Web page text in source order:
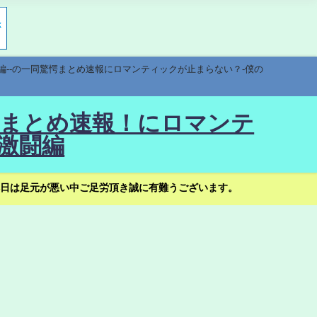
の一同驚愕まとめ速報にロマンティックが止まらない？-僕の
とめ速報！にロマンテ
闘編
足元が悪い中ご足労頂き誠に有難うございます。